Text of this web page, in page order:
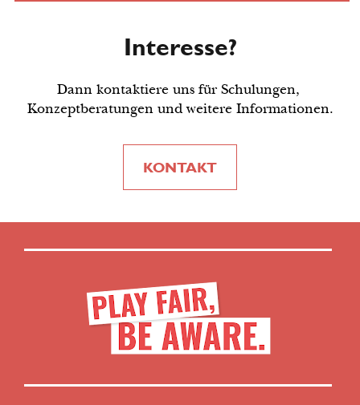
Interesse?
Dann kontaktiere uns für Schulungen,
Konzeptberatungen und weitere Informationen.
KONTAKT